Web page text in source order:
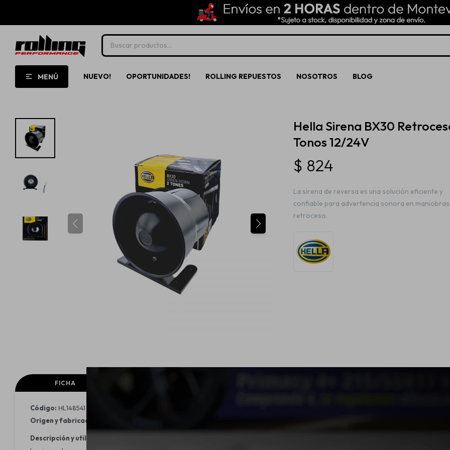
MENÚ NUEVO! OPORTUNIDADES! ROLLING REPUESTOS NOSOTROS BLOG
Hella Sirena BX30
Tonos 12/24V
$ 824
La sirena de reversa es una solución eficiente y
confiable para advertencia sonora en
retroceso.
FICHA
Código: HL148541
Origen y fabricación:
Descripción y utilidad: